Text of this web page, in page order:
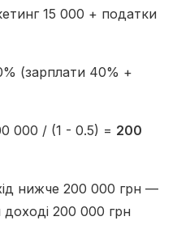
15 000 + податки
(зарплати 40% +
000 / (1 - 0.5) = 200
нижче 200 000 грн —
200 000 грн